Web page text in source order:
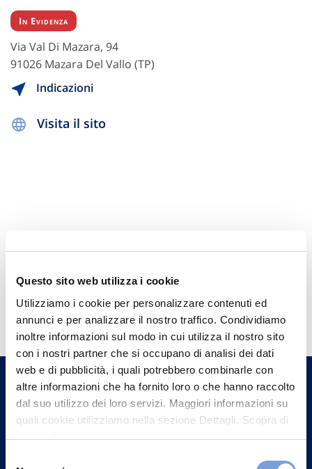
Questo sito web utilizza i cookie
Utilizziamo i cookie per personalizzare contenuti ed
annunci e per analizzare il nostro traffico. Condividiamo
inoltre informazioni sul modo in cui utilizza il nostro sito
con i nostri partner che si occupano di analisi dei dati
web e di pubblicità, i quali potrebbero combinarle con
altre informazioni che ha fornito loro o che hanno raccolto
dal suo utilizzo dei loro servizi. Maggiori informazioni su
quali cookie utilizziamo nella sezione Dettagli. Scopra di
più su chi siamo, come può contattarci e come trattiamo i
In Evidenza
Via Val Di Mazara, 94
91026 Mazara Del Vallo (TP)
Indicazioni
Visita il sito
Hai bisogno di
informazioni?
Trova l'Agenzia più vicina a te e parla con
un nostro Agente.
Contattaci